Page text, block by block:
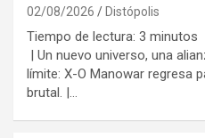
02/08/2026 Distópolis
Tiempo de lectura: 3 minutos
| Un nuevo universo, una
límite: X-O Manowar regresa
brutal. |…